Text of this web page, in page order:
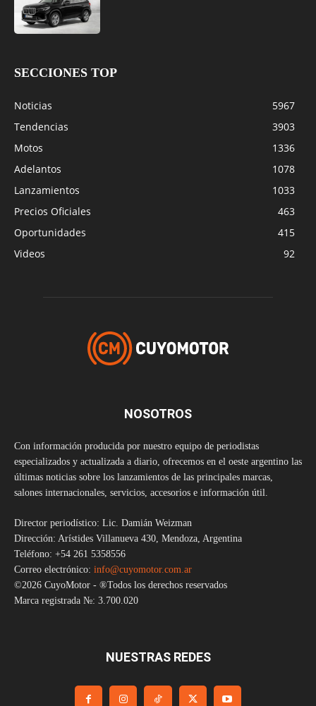
SECCIONES TOP
Noticias
5967
Tendencias
3903
Motos
1336
Adelantos
1078
Lanzamientos
1033
Precios Oficiales
463
Oportunidades
415
Videos
92
NOSOTROS
Con información producida por nuestro equipo de periodistas
especializados y actualizada a diario, ofrecemos en el oeste argentino las
últimas noticias sobre los lanzamientos de las principales marcas,
salones internacionales, servicios, accesorios e información útil.
Director periodístico: Lic. Damián Weizman
Dirección: Arístides Villanueva 430, Mendoza, Argentina
Teléfono: +54 261 5358556
Correo electrónico: info@cuyomotor.com.ar
©2026 CuyoMotor - ®Todos los derechos reservados
Marca registrada №: 3.700.020
NUESTRAS REDES